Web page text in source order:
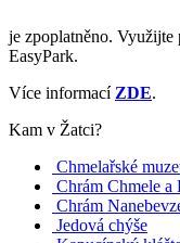
je zpoplatněno. Využijte
EasyPark.
Více informací ZDE.
Kam v Žatci?
Chmelařské
Chrám Chmele a
Chrám
Jedová chýše